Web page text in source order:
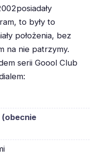
to były to
położenia, bez
na nie patrzymy.
serii Goool Club
(obecnie